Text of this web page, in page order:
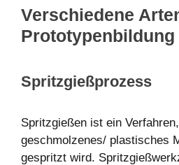
Verschiedene
Prototypenbildung
Spritzgießprozess
Spritzgießen ist ein
geschmolzenes/ plastisches
gespritzt wird.